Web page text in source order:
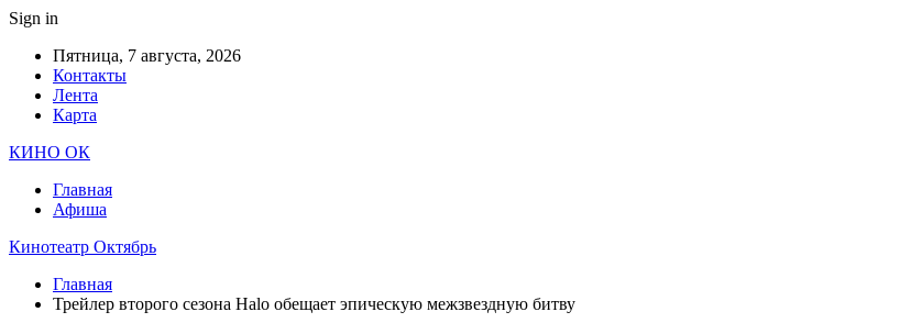
Sign in
Пятница, 7 августа, 2026
Контакты
Лента
Карта
КИНО ОК
Главная
Афиша
Кинотеатр Октябрь
Главная
Трейлер второго сезона Halo обещает эпическую межзвездную битву